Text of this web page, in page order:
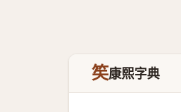
笶康熙字典